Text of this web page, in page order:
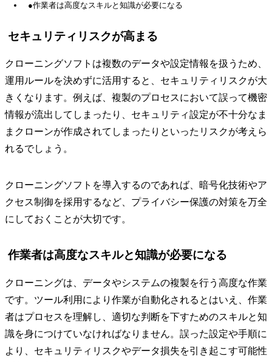
●作業者は高度なスキルと知識が必要になる
セキュリティリスクが高まる
クローニングソフトは複数のデータや設定情報を扱うため、
運用ルールを決めずに活用すると、セキュリティリスクが大
きくなります。例えば、複製のプロセスにおいて誤って機密
情報が流出してしまったり、セキュリティ設定が不十分なま
まクローンが作成されてしまったりといったリスクが考えら
れるでしょう。
クローニングソフトを導入するのであれば、暗号化技術やア
クセス制御を採用するなど、プライバシー保護の対策を万全
にしておくことが大切です。
作業者は高度なスキルと知識が必要になる
クローニングは、データやシステムの複製を行う高度な作業
です。ツール利用により作業が自動化されるとはいえ、作業
者はプロセスを理解し、適切な判断を下すためのスキルと知
識を身につけていなければなりません。誤った設定や手順に
より、セキュリティリスクやデータ損失を引き起こす可能性